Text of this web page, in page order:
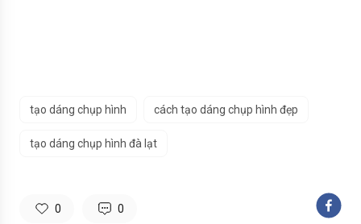
tạo dáng chụp hình cách tạo dáng chụp hình đẹp
tạo dáng chụp hình đà lạt
0 0